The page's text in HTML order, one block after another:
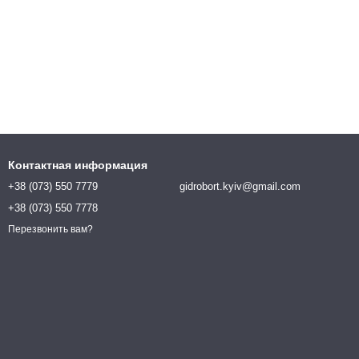
Контактная информация
+38 (073) 550 7779
+38 (073) 550 7778
Перезвонить вам?
gidrobort.kyiv@gmail.com